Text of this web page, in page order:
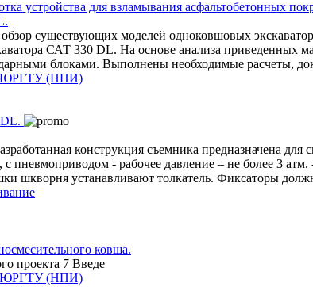
существующих моделей одноковшовых
САТ 330 DL. На основе анализа приведенных
блоками. Выполнены необходимые расчеты,
ЮРГТУ (НПИ)
конструкция съемника предназначена
пневмоприводом - рабочее давление – не более 3
шкворня устанавливают толкатель. Фиксаторы
ковша.
проекта 7 Введе
ЮРГТУ (НПИ)